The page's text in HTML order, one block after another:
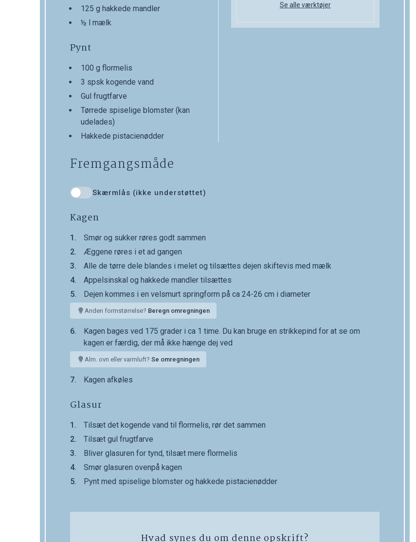
125 g hakkede mandler
½ l mælk
Pynt
100 g flormelis
3 spsk kogende vand
Gul frugtfarve
Tørrede spiselige blomster (kan
udelades)
Hakkede pistacienødder
Se alle værktøjer
Fremgangsmåde
Skærmlås (ikke understøttet)
Kagen
Smør og sukker røres godt sammen
Æggene røres i et ad gangen
Alle de tørre dele blandes i melet og tilsættes dejen skiftevis med mælk
Appelsinskal og hakkede mandler tilsættes
Dejen kommes i en velsmurt springform på ca 24-26 cm i diameter
Anden formstørrelse? Beregn omregningen
Kagen bages ved 175 grader i ca 1 time. Du kan bruge en strikkepind for at se om
kagen er færdig, der må ikke hænge dej ved
Alm. ovn eller varmluft? Se omregningen
Kagen afkøles
Glasur
Tilsæt det kogende vand til flormelis, rør det sammen
Tilsæt gul frugtfarve
Bliver glasuren for tynd, tilsæt mere flormelis
Smør glasuren ovenpå kagen
Pynt med spiselige blomster og hakkede pistacienødder
Hvad synes du om denne opskrift?